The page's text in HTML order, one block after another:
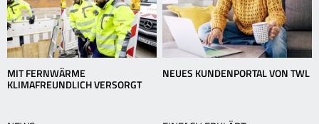
MIT FERNWÄRME
KLIMAFREUNDLICH VERSORGT
NEUES KUNDENPORTAL VON TWL